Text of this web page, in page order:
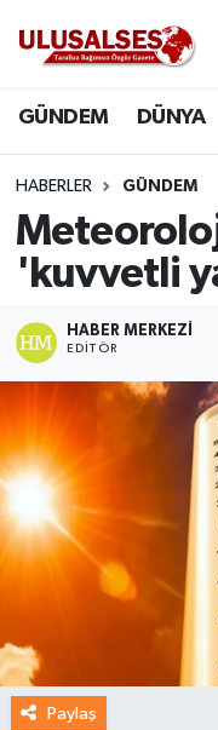
GÜNDEM DÜNYA
HABERLER GÜNDEM
'kuvvetli
HABER MERKEZI
EDITÖR
Paylaş
DÜNYA
SİYASET
EKONOMİ
EĞİTİM
SAĞLIK
MAGAZİN
SPOR
Trafik Durumu
Süper Lig Puan
Tüm Manşetler
Son Dakika
Haber Arşivi